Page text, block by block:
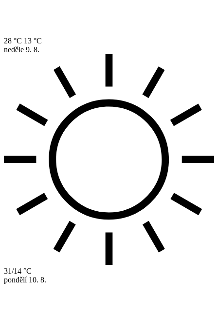
28 °C 13 °C
neděle 9. 8.
31/14 °C
pondělí 10. 8.